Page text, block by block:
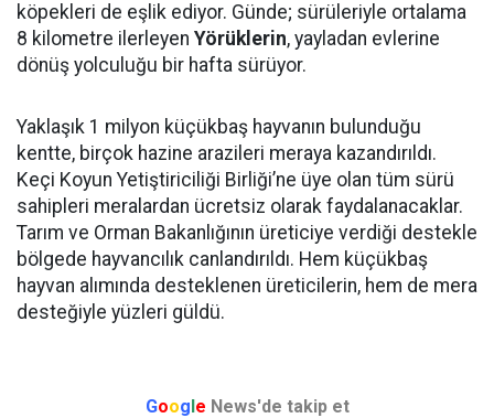
köpekleri de eşlik ediyor. Günde; sürüleriyle ortalama
8 kilometre ilerleyen Yörüklerin, yayladan evlerine
dönüş yolculuğu bir hafta sürüyor.
Yaklaşık 1 milyon küçükbaş hayvanın bulunduğu
kentte, birçok hazine arazileri meraya kazandırıldı.
Keçi Koyun Yetiştiriciliği Birliği’ne üye olan tüm sürü
sahipleri meralardan ücretsiz olarak faydalanacaklar.
Tarım ve Orman Bakanlığının üreticiye verdiği destekle
bölgede hayvancılık canlandırıldı. Hem küçükbaş
hayvan alımında desteklenen üreticilerin, hem de mera
desteğiyle yüzleri güldü.
Google News'de takip et